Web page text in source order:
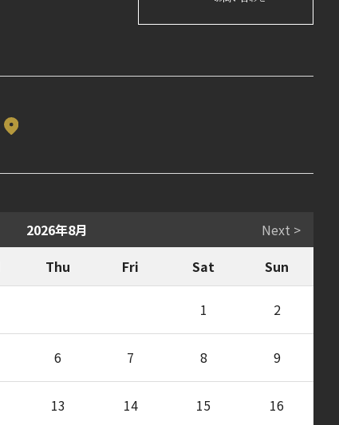
2026年8月
Next >
Thu Fri Sat Sun
1 2
6 7 8 9
13 14 15 16